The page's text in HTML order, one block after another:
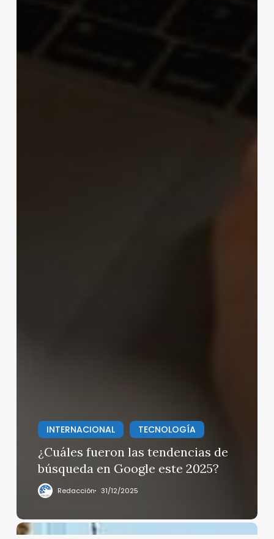
INTERNACIONAL TECNOLOGÍA
¿Cuáles fueron las tendencias de
búsqueda en Google este 2025?
Redacción 31/12/2025
Calles